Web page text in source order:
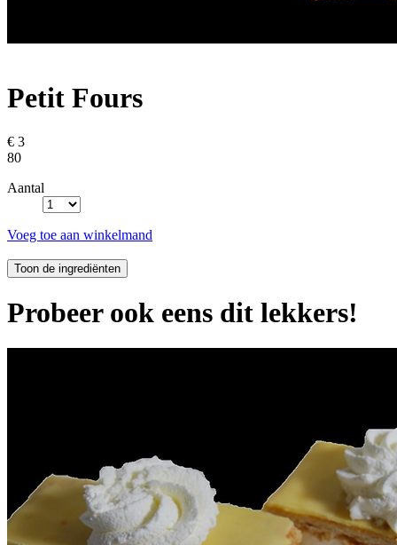
Petit Fours
€ 3
80
Aantal
Voeg toe aan winkelmand
Probeer ook eens dit lekkers!